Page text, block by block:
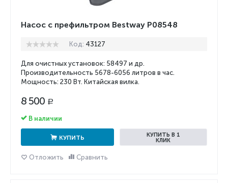
Насос с префильтром Bestway P08548
Код: 43127
Для очистных установок: 58497 и др.
Производительность 5678-6056 литров в час.
Мощность: 230 Вт. Китайская вилка.
8 500 Р
В наличии
КУПИТЬ
КУПИТЬ В 1
КЛИК
Отложить Сравнить